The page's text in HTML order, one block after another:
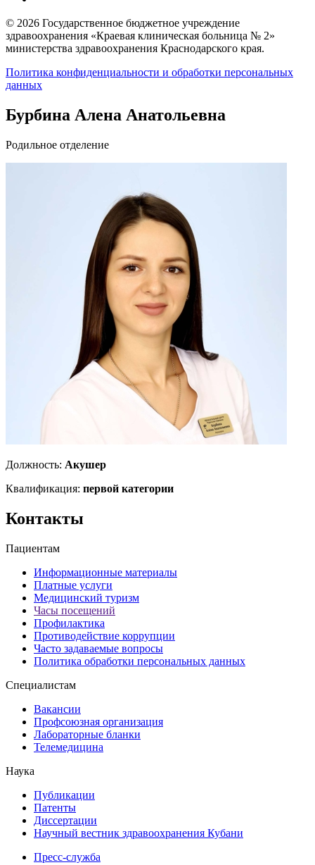
© 2026 Государственное бюджетное учреждение
здравоохранения «Краевая клиническая больница № 2»
министерства здравоохранения Краснодарского края.
Политика конфиденциальности и обработки персональных
данных
Бурбина Алена Анатольевна
Родильное отделение
Должность: Акушер
Квалификация: первой категории
Контакты
Пациентам
Информационные материалы
Платные услуги
Медицинский туризм
Часы посещений
Профилактика
Противодействие коррупции
Часто задаваемые вопросы
Политика обработки персональных данных
Специалистам
Вакансии
Профсоюзная организация
Лабораторные бланки
Телемедицина
Наука
Публикации
Патенты
Диссертации
Научный вестник здравоохранения Кубани
Пресс-служба